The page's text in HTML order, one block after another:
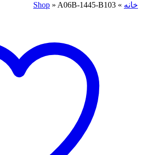
خانه »
Shop » A06B-1445-B103